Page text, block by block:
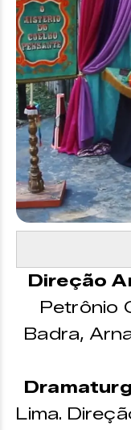
Direção
Petrônio
Badra,
Lima.